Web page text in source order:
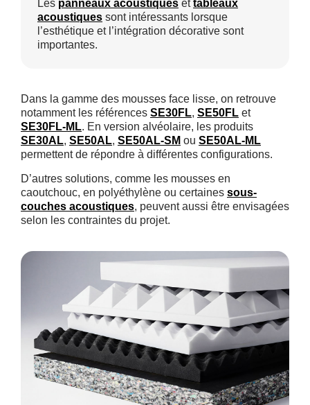
Les panneaux acoustiques ettableaux
acoustiques sont intéressants lorsque
l’esthétique et l’intégration décorative sont
importantes.
Dans la gamme des mousses face lisse, on retrouve
notamment les références SE30FL, SE50FL et
SE30FL-ML. En version alvéolaire, les produits
SE30AL, SE50AL, SE50AL-SM ou SE50AL-ML
permettent de répondre à différentes configurations.
D’autres solutions, comme les mousses en
caoutchouc, en polyéthylène ou certaines sous-
couches acoustiques, peuvent aussi être envisagées
selon les contraintes du projet.